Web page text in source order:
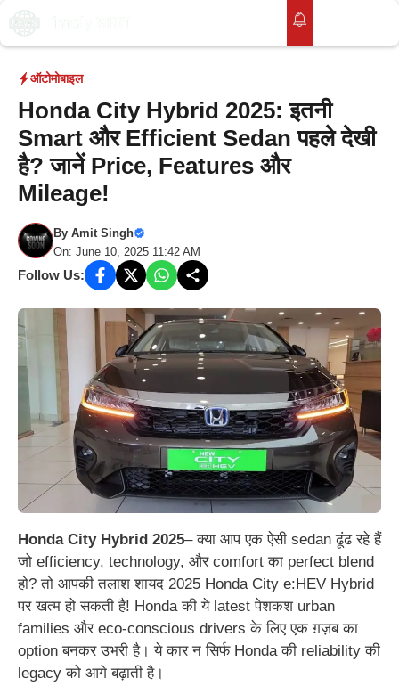
Skip
ऑटोमोबाइल
Honda City Hybrid 2025: इतनी
Smart और Efficient Sedan पहले देखी
है? जानें Price, Features और
Mileage!
By Amit Singh
On: June 10, 2025 11:42 AM
Follow Us:
Honda City Hybrid 2025– क्या आप एक ऐसी sedan ढूंढ रहे हैं
जो efficiency, technology, और comfort का perfect blend
हो? तो आपकी तलाश शायद 2025 Honda City e:HEV Hybrid
पर खत्म हो सकती है! Honda की ये latest पेशकश urban
families और eco-conscious drivers के लिए एक ग़ज़ब का
option बनकर उभरी है। ये कार न सिर्फ Honda की reliability की
legacy को आगे बढ़ाती है।